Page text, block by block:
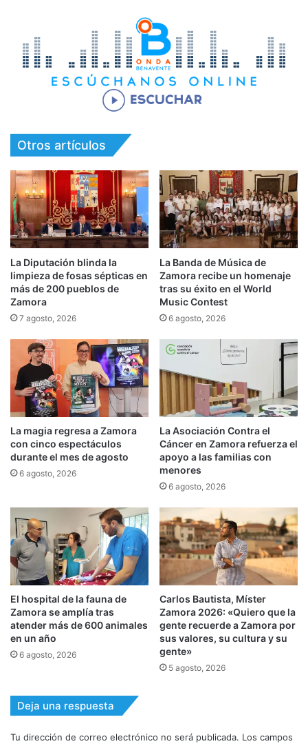
Otros artículos
La Diputación blinda la
limpieza de fosas sépticas en
más de 200 pueblos de
Zamora
7 agosto, 2026
La Banda de Música de
Zamora recibe un homenaje
tras su éxito en el World
Music Contest
6 agosto, 2026
La magia regresa a Zamora
con cinco espectáculos
durante el mes de agosto
6 agosto, 2026
La Asociación Contra el
Cáncer en Zamora refuerza el
apoyo a las familias con
menores
6 agosto, 2026
El hospital de la fauna de
Zamora se amplía tras
atender más de 600 animales
en un año
6 agosto, 2026
Carlos Bautista, Míster
Zamora 2026: «Quiero que la
gente recuerde a Zamora por
sus valores, su cultura y su
gente»
5 agosto, 2026
Deja una respuesta
Tu dirección de correo electrónico no será publicada. Los campos